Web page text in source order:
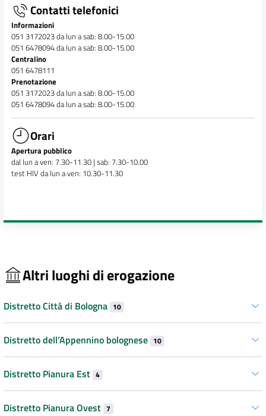
Contatti telefonici
Informazioni
051 3172023 da lun a sab: 8.00-15.00
051 6478094 da lun a sab: 8.00-15.00
Centralino
051 6478111
Prenotazione
051 3172023 da lun a sab: 8.00-15.00
051 6478094 da lun a sab: 8.00-15.00
Orari
Apertura pubblico
dal lun a ven: 7.30-11.30 | sab: 7.30-10.00
test HIV da lun a ven: 10.30-11.30
Altri luoghi di erogazione
Distretto Città di Bologna 10
Distretto dell’Appennino bolognese 10
Distretto Pianura Est 4
Distretto Pianura Ovest 7